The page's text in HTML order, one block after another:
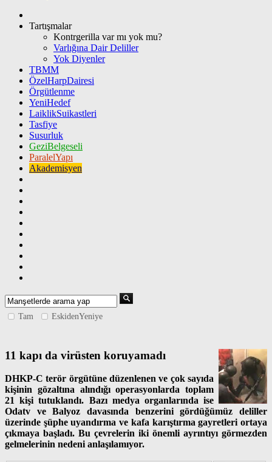
Tartışmalar
Kontrgerilla var mı yok mu?
Varlığına Dair Deliller
Yok Diyenler
TBMM
ÖzelHarpDairesi
Örgütlenme
YeniHedef
LaiklikSuikastleri
Tasfiye
Susurluk
GeziBelgeseli
ParalelYapı
Akademisyen
Tam EskidenYeniye
11 kapı da virüsten koruyamadı
DHKP-C terör örgütüne düzenlenen ve çok sayıda
kişinin gözaltına alındığı operasyonlarda toplam
21 kişi tutuklandı. Bazı medya organlarında ise
Odatv ve Balyoz davasında benzerini gördüğümüz deliller
üzerinde şüphe uyandırma ve kafa karıştırma gayretleri ortaya
çıkmaya başladı. Bu çevrelerin iki önemli ayrıntıyı görmezden
gelmelerinin nedeni anlaşılamıyor.